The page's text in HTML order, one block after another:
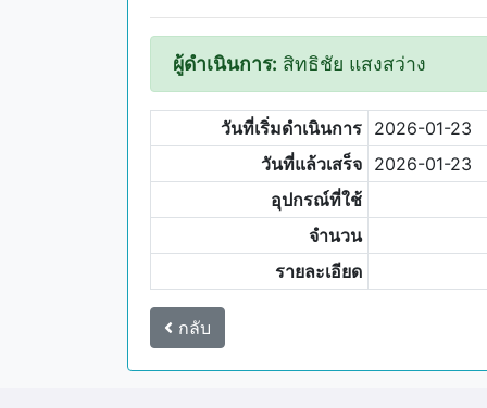
ผู้ดำเนินการ: สิทธิชัย แสงสว่าง
วันที่เริ่มดำเนินการ 2026-01-23
วันที่แล้วเสร็จ 2026-01-23
อุปกรณ์ที่ใช้
จำนวน
รายละเอียด
กลับ